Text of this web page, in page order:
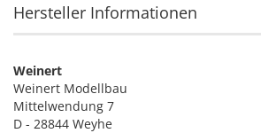
Hersteller Informationen
Weinert
Weinert Modellbau
Mittelwendung 7
D - 28844 Weyhe